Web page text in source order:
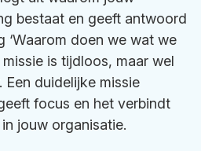
bestaat en geeft antwoord
‘Waarom doen we wat we
missie is tijdloos, maar wel
Een duidelijke missie
focus en het verbindt
jouw organisatie.